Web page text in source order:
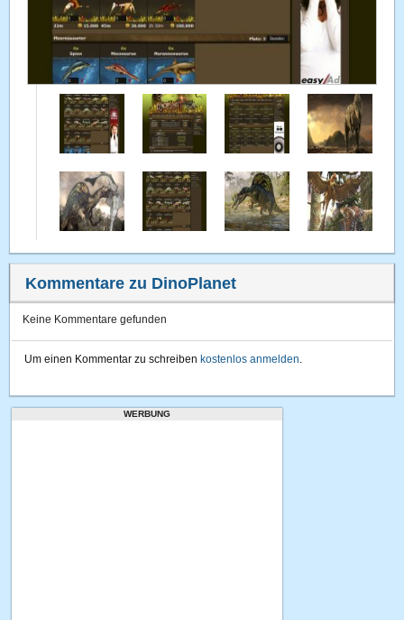
Kommentare zu DinoPlanet
Keine Kommentare gefunden
Um einen Kommentar zu schreiben kostenlos anmelden.
WERBUNG